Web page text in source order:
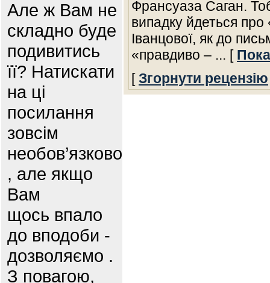
Але ж Вам не
складно буде
подивитись
її? Натискати
на ці
посилання
зовсім
необов’язково
, але якщо
Вам
щось впало
до вподоби -
дозволяємо .
З повагою,
Франсуаза Саган.
випадку йдеться
Іванцової, як до
«правдиво – ... [
[Згорнути рецензію